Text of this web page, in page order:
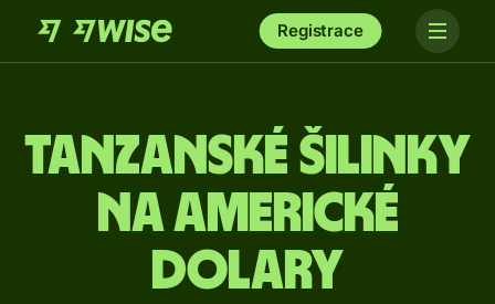
Registrace
Tanzanské šilinky
na americké
dolary